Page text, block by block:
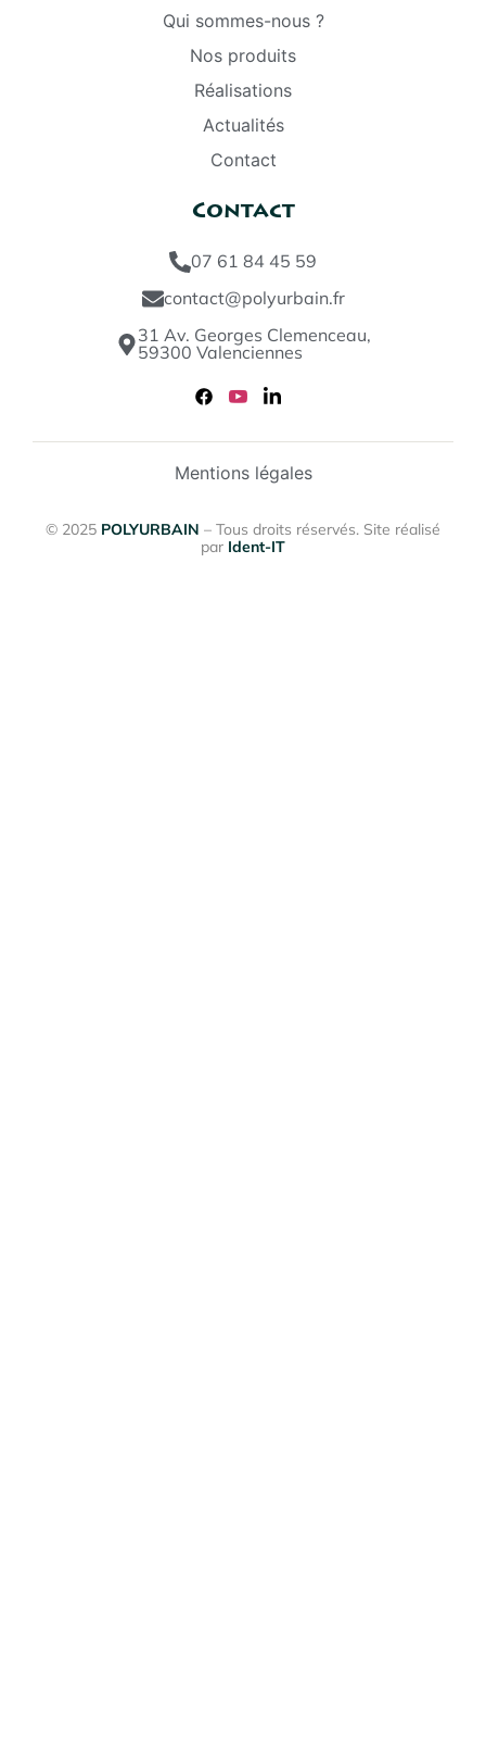
Qui sommes-nous ?
Nos produits
Réalisations
Actualités
Contact
Contact
07 61 84 45 59
contact@polyurbain.fr
31 Av. Georges Clemenceau,
59300 Valenciennes
© 2025 POLYURBAIN – Tous droits réservés. Site réalisé
par Ident-IT
Mentions légales